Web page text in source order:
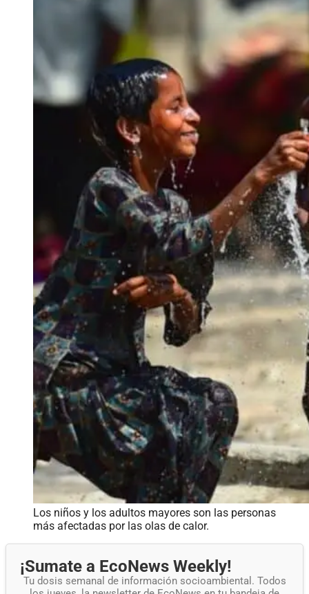
Los niños y los adultos mayores son las personas
más afectadas por las olas de calor.
¡Sumate a EcoNews Weekly!
Tu dosis semanal de información socioambiental. Todos